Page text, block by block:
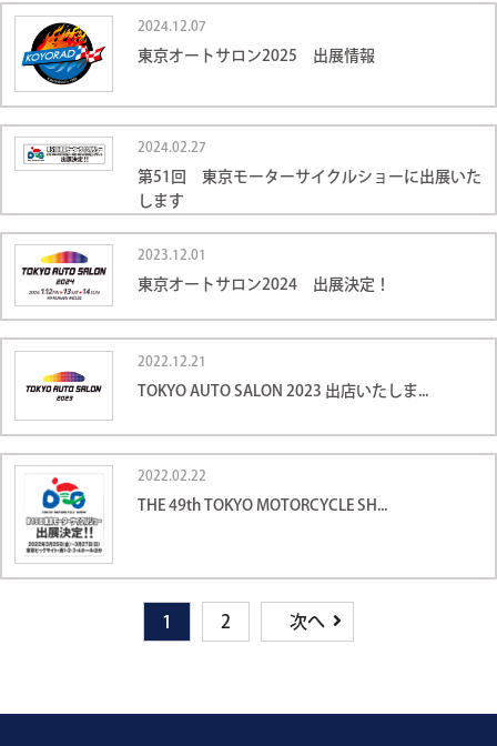
2024.12.07
東京オートサロン2025 出展情報
2024.02.27
第51回 東京モーターサイクルショーに出展いた
します
2023.12.01
東京オートサロン2024 出展決定！
2022.12.21
TOKYO AUTO SALON 2023 出店いたしま...
2022.02.22
THE 49th TOKYO MOTORCYCLE SH...
1 2 次へ